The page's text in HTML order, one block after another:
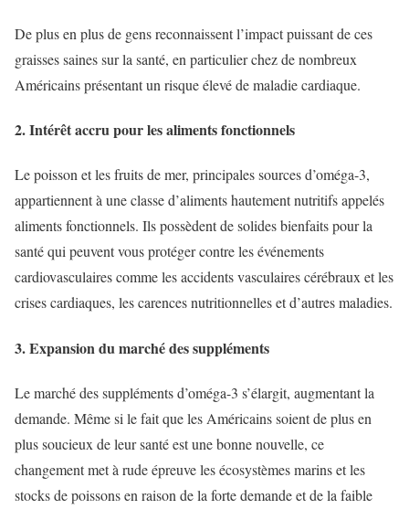
De plus en plus de gens reconnaissent l’impact puissant de ces
graisses saines sur la santé, en particulier chez de nombreux
Américains présentant un risque élevé de maladie cardiaque.
2. Intérêt accru pour les aliments fonctionnels
Le poisson et les fruits de mer, principales sources d’oméga-3,
appartiennent à une classe d’aliments hautement nutritifs appelés
aliments fonctionnels. Ils possèdent de solides bienfaits pour la
santé qui peuvent vous protéger contre les événements
cardiovasculaires comme les accidents vasculaires cérébraux et les
crises cardiaques, les carences nutritionnelles et d’autres maladies.
3. Expansion du marché des suppléments
Le marché des suppléments d’oméga-3 s’élargit, augmentant la
demande. Même si le fait que les Américains soient de plus en
plus soucieux de leur santé est une bonne nouvelle, ce
changement met à rude épreuve les écosystèmes marins et les
stocks de poissons en raison de la forte demande et de la faible